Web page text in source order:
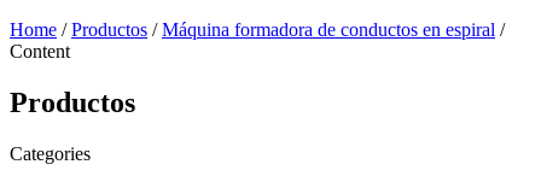
Home /Productos /Máquina formadora de conductos en espiral /
Content
Productos
Categories